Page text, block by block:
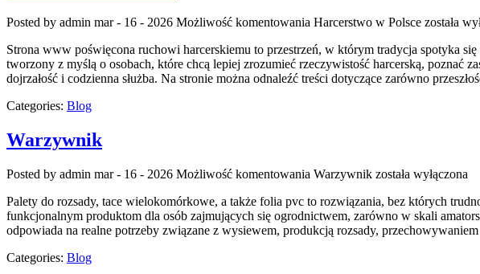
Posted by admin mar - 16 - 2026 Możliwość komentowania Harcerstwo w Polsce została
Strona www poświęcona ruchowi harcerskiemu to przestrzeń, w którym tradycja spotyka
tworzony z myślą o osobach, które chcą lepiej zrozumieć rzeczywistość harcerską,
dojrzałość i codzienna służba. Na stronie można odnaleźć treści dotyczące zarówno
Categories: Blog
Warzywnik
Posted by admin mar - 16 - 2026 Możliwość komentowania Warzywnik została wyłączona
Palety do rozsady, tace wielokomórkowe, a także folia pvc to rozwiązania, bez których
funkcjonalnym produktom dla osób zajmujących się ogrodnictwem, zarówno w skali
odpowiada na realne potrzeby związane z wysiewem, produkcją rozsady,
Categories: Blog